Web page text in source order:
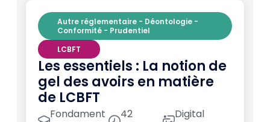
Autre réglementaire - Déontologie -
Conformité - Prudentiel
LCBFT
Les essentiels : La notion de
gel des avoirs en matière
de LCBFT
Fondament
42
Digital